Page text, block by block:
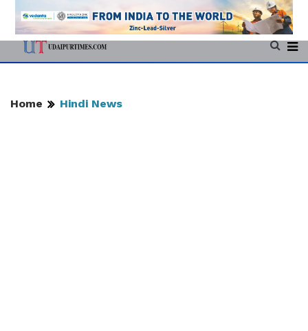
Home Hindi News